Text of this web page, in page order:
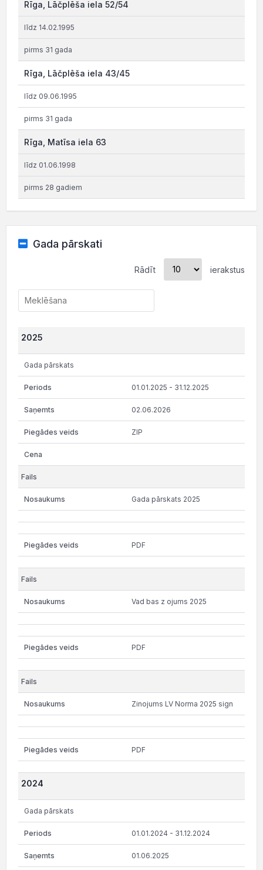
Rīga, Lāčplēša iela 52/54
līdz 14.02.1995
pirms 31 gada
Rīga, Lāčplēša iela 43/45
līdz 09.06.1995
pirms 31 gada
Rīga, Matīsa iela 63
līdz 01.06.1998
pirms 28 gadiem
Gada pārskati
Rādīt ierakstus
2025
Gada pārskats
01.01.2025 - 31.12.2025
02.06.2026
ZIP
Gada pārskats 2025
PDF
Vad bas z ojums 2025
PDF
Zinojums LV Norma 2025 sign
PDF
2024
Gada pārskats
01.01.2024 - 31.12.2024
01.06.2025